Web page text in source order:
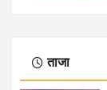
ताजा